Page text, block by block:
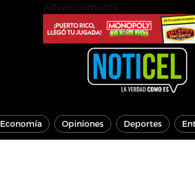
Economía Opiniones Deportes